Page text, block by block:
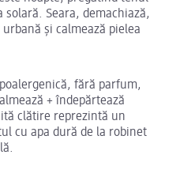
Seara, demachiază,
și calmează pielea
fără parfum,
+ îndepărtează
clătire reprezintă un
cu apa dură de la robinet